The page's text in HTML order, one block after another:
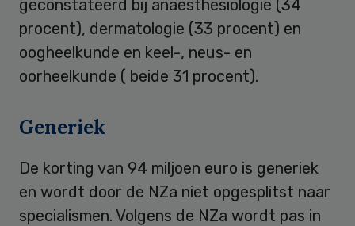
geconstateerd bij anaesthesiologie (34
procent), dermatologie (33 procent) en
oogheelkunde en keel-, neus- en
oorheelkunde ( beide 31 procent).
Generiek
De korting van 94 miljoen euro is generiek
en wordt door de NZa niet opgesplitst naar
specialismen. Volgens de NZa wordt pas in